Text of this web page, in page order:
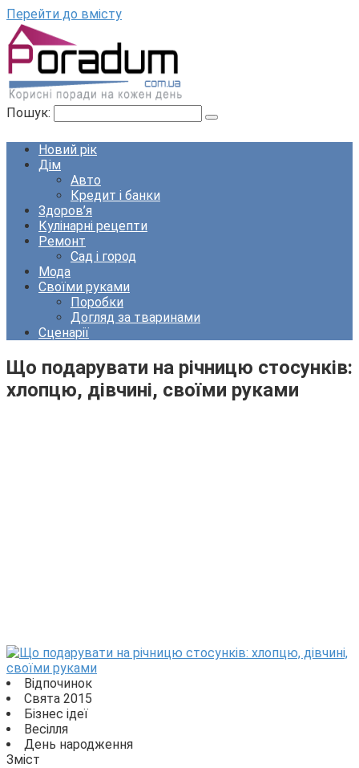
Перейти до вмісту
Пошук:
Новий рік
Дім
Авто
Кредит і банки
Здоров’я
Кулінарні рецепти
Ремонт
Сад і город
Мода
Своїми руками
Поробки
Догляд за тваринами
Сценарії
Що подарувати на річницю стосунків:
хлопцю, дівчині, своїми руками
Відпочинок
Свята 2015
Бізнес ідеї
Весілля
День народження
Зміст